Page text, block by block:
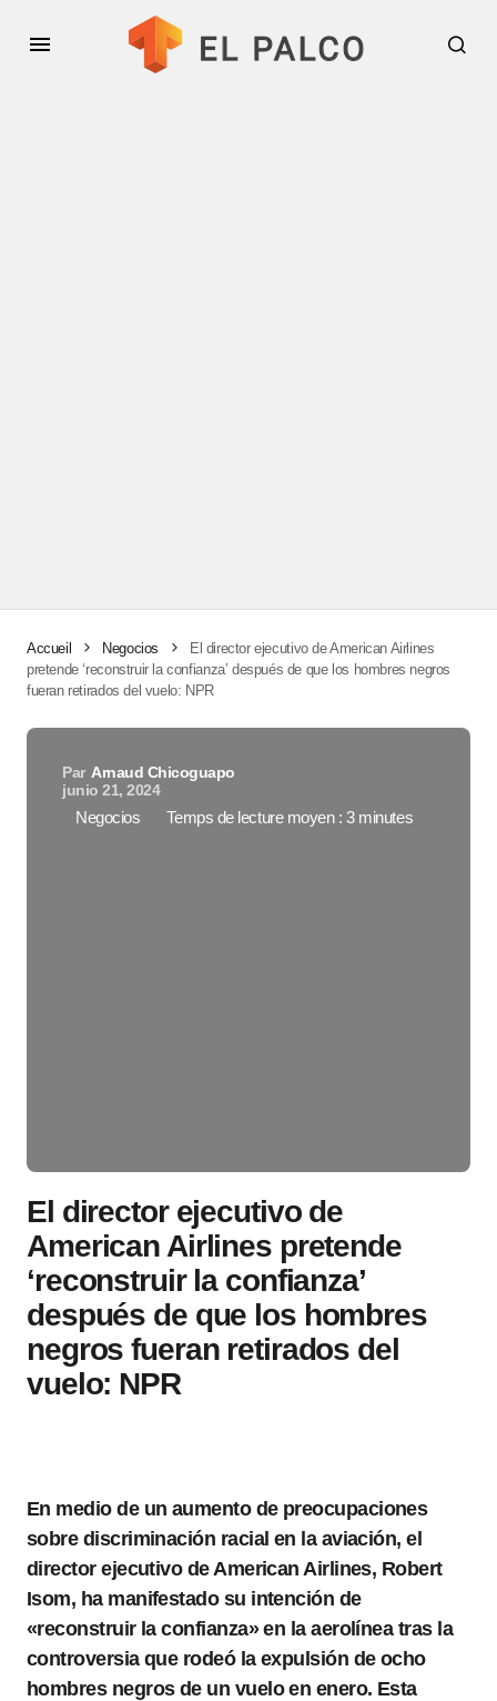
Accueil Negocios
El director ejecutivo de American Airlines
pretende ‘reconstruir la confianza’ después de que los hombres negros
fueran retirados del vuelo: NPR
Par Arnaud Chicoguapo
junio 21, 2024
Negocios Temps de lecture moyen : 3 minutes
El director ejecutivo de
American Airlines pretende
‘reconstruir la confianza’
después de que los hombres
negros fueran retirados del
vuelo: NPR
En medio de un aumento de preocupaciones
sobre discriminación racial en la aviación, el
director ejecutivo de American Airlines, Robert
Isom, ha manifestado su intención de
«reconstruir la confianza» en la aerolínea tras la
controversia que rodeó la expulsión de ocho
hombres negros de un vuelo en enero. Esta